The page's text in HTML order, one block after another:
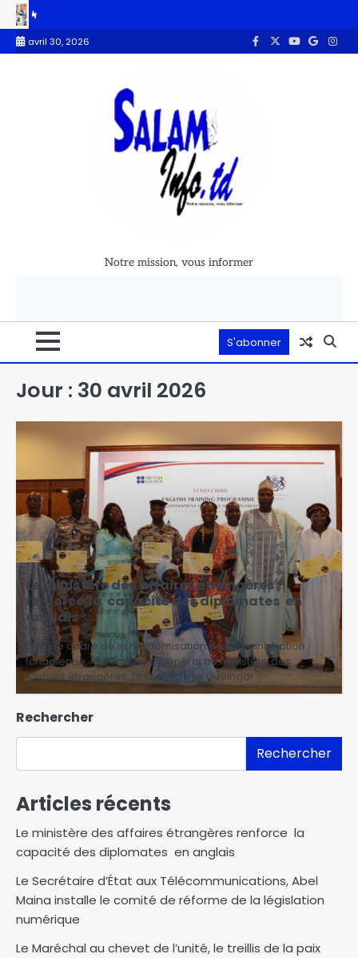
Secrétaire d’État aux Télécommunications, Abel Maina installe le
avril 30, 2026
Notre mission, vous informer
S'abonner
Jour : 30 avril 2026
‎Le ministère des affaires étrangères
renforce la capacité des diplomates en
anglais
‎‎Dans le cadre de la modernisation de l’administration
tchadienne, le Secrétaire général du ministère des
Affaires étrangères, Dr Djangbeye Guelngar…
Rechercher
Rechercher
Articles récents
‎Le ministère des affaires étrangères renforce la
capacité des diplomates en anglais
Le Secrétaire d’État aux Télécommunications, Abel
Maina installe le comité de réforme de la législation
numérique
Le Maréchal au chevet de l’unité, le treillis de la paix